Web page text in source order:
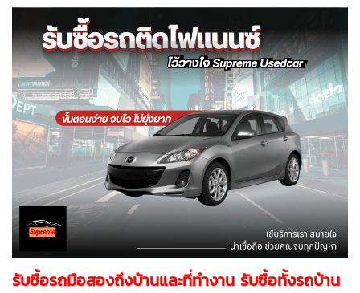
รับซื้อรถมือสองถึงบ้านและที่ทำงาน รับซื้อทั้งรถบ้าน